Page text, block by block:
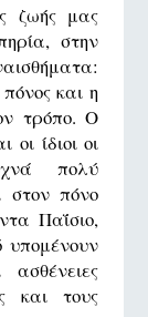
ζωής μας
στην
και η
τρόπο. Ο
ίδιοι οι
πολύ
στον πόνο
Παΐσιο,
υπομένουν
και τους